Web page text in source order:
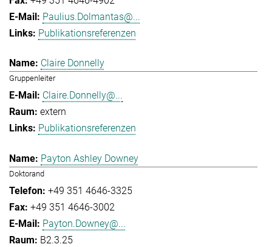
Paulius.Dolmantas@...
Publikationsreferenzen
Claire Donnelly
Gruppenleiter
Claire.Donnelly@...
extern
Publikationsreferenzen
Payton Ashley Downey
Doktorand
+49 351 4646-3325
+49 351 4646-3002
Payton.Downey@...
B2.3.25